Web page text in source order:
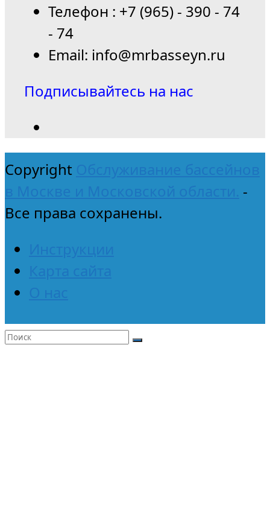
Телефон : +7 (965) - 390 - 74
- 74
Email: info@mrbasseyn.ru
Подписывайтесь на нас
Copyright Обслуживание бассейнов
в Москве и Московской области. -
Все права сохранены.
Инструкции
Карта сайта
О нас